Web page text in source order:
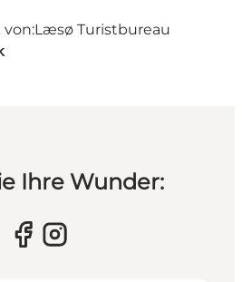
Læsø Turistbureau
Ihre Wunder: